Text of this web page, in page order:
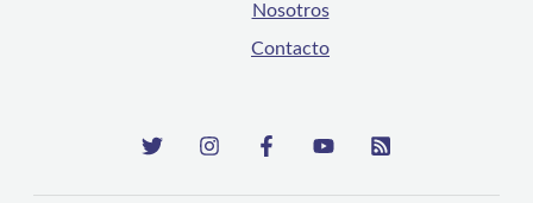
Nosotros
Contacto